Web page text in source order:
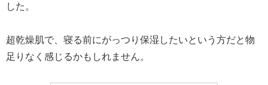
した。
超乾燥肌で、寝る前にがっつり保湿したいという方だと物
足りなく感じるかもしれません。